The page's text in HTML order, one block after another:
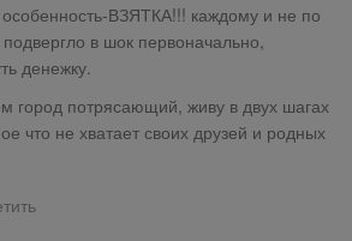
ВЗЯТКА!!! каждому и не по
в шок первоначально,
денежку.
город потрясающий, живу в двух шагах
что не хватает своих друзей и родных